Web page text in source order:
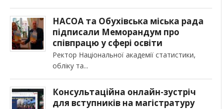
НАСОА та Обухівська міська рада
підписали Меморандум про
співпрацю у сфері освіти
Ректор Національної академії статистики,
обліку та
Консультаційна онлайн-зустріч
для вступників на магістратуру